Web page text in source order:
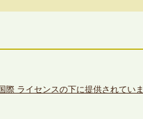
際 ライセンスの下に提供されていま